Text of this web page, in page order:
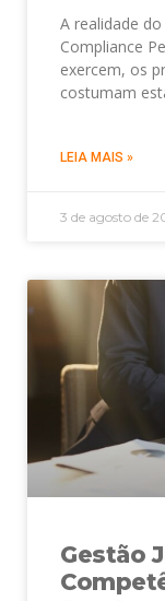
A realidade
Compliance
exercem, os
costumam
LEIA MAIS »
3 de agosto de
Gestão